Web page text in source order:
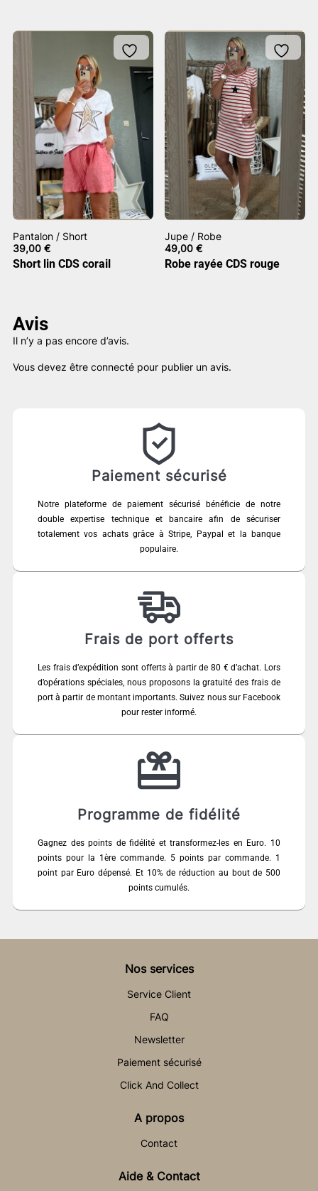
Pantalon / Short
39,00 €
Short lin CDS corail
Jupe / Robe
49,00€
Robe rayée CDS rouge
Avis
Il n’y a pas encore d’avis.
Vous devez être connecté pour publier un avis.
Paiement sécurisé
Notre plateforme de paiement sécurisé bénéficie de notre
double expertise technique et bancaire afin de sécuriser
totalement vos achats grâce à Stripe, Paypal et la banque
populaire.
Frais de port offerts
Les frais d’expédition sont offerts à partir de 80 € d’achat. Lors
d’opérations spéciales, nous proposons la gratuité des frais de
port à partir de montant importants. Suivez nous sur Facebook
pour rester informé.
Programme de fidélité
Gagnez des points de fidélité et transformez-les en Euro. 10
points pour la 1ère commande. 5 points par commande. 1
point par Euro dépensé. Et 10% de réduction au bout de 500
points cumulés.
Nos services
Service Client
FAQ
Newsletter
Paiement sécurisé
Click And Collect
A propos
Contact
Aide & Contact